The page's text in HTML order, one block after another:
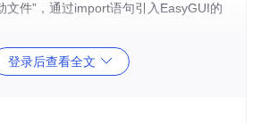
文件”，通过import语句引入EasyGUI的
*
登录后查看全文